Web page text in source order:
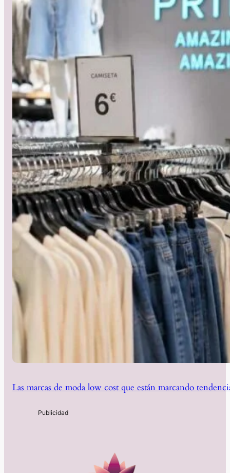
Las marcas de moda low cost que están marcando